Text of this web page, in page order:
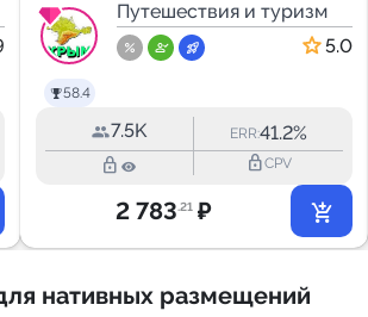
58.4
Путешествия и туризм
5.0
7.5K ERR:41.2%
lock_outline lock_outlineCPV
2 783.21 ₽
нативных размещений